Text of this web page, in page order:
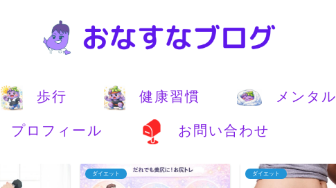
歩行 健康習慣 メンタル
プロフィール お問い合わせ
ダイエット アンチエイジング